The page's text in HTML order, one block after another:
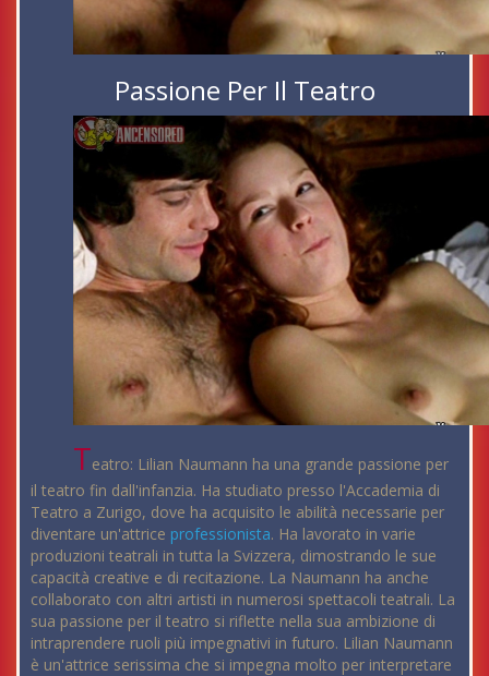
Passione Per Il Teatro
Teatro: Lilian Naumann ha una grande passione per
il teatro fin dall'infanzia. Ha studiato presso l'Accademia di
Teatro a Zurigo, dove ha acquisito le abilità necessarie per
diventare un'attrice professionista. Ha lavorato in varie
produzioni teatrali in tutta la Svizzera, dimostrando le sue
capacità creative e di recitazione. La Naumann ha anche
collaborato con altri artisti in numerosi spettacoli teatrali. La
sua passione per il teatro si riflette nella sua ambizione di
intraprendere ruoli più impegnativi in futuro. Lilian Naumann
è un'attrice serissima che si impegna molto per interpretare